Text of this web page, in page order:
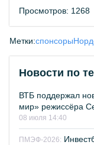
Просмотров: 1268
Метки:спонсоры
Новости по
ВТБ поддержал
мир» режиссёра
08 июля 14:40
ПМЭФ-2026: